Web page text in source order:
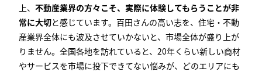
上、 不動産業界の方々こそ、実際に体験してもらうことが非
常に大切と感じています。百田さんの高い志を、住宅・不動
産業界全体にも波及させていかないと、市場全体が盛り上が
りません。全国各地を訪れていると、 20年くらい新しい商材
やサービスを市場に投下できてない悩みが、どのエリアにも